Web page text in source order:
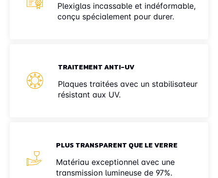
Plexiglas incassable et indéformable,
conçu spécialement pour durer.
TRAITEMENT ANTI-UV
Plaques traitées avec un stabilisateur
résistant aux UV.
PLUS TRANSPARENT QUE LE VERRE
Matériau exceptionnel avec une
transmission lumineuse de 97%.